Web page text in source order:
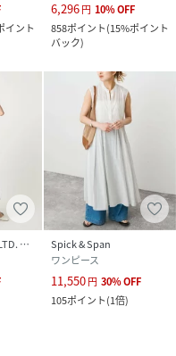
イント
6,296円 10%OFF
858ポイント(15%ポイント
バック)
UNITED ARROWS LTD. OUTLET
Spick & Span
ワンピース
11,550円 30%OFF
105ポイント(1倍)